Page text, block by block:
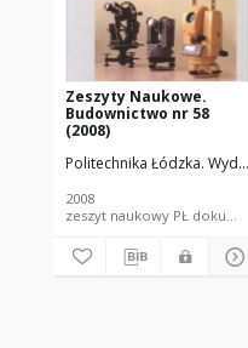
Zeszyty Naukowe.
Budownictwo nr 58
(2008)
Politechnika Łódzka.
2008
zeszyt